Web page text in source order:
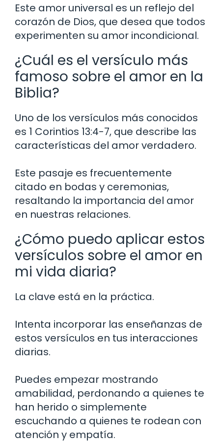
Este amor universal es un reflejo del
corazón de Dios, que desea que todos
experimenten su amor incondicional.
¿Cuál es el versículo más
famoso sobre el amor en la
Biblia?
Uno de los versículos más conocidos
es 1 Corintios 13:4-7, que describe las
características del amor verdadero.
Este pasaje es frecuentemente
citado en bodas y ceremonias,
resaltando la importancia del amor
en nuestras relaciones.
¿Cómo puedo aplicar estos
versículos sobre el amor en
mi vida diaria?
La clave está en la práctica.
Intenta incorporar las enseñanzas de
estos versículos en tus interacciones
diarias.
Puedes empezar mostrando
amabilidad, perdonando a quienes te
han herido o simplemente
escuchando a quienes te rodean con
atención y empatía.